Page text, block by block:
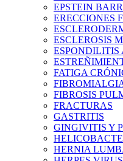
EPSTEIN
ERECCIONES
ESCLEROSIS
FATIGA
FIBROSIS
FRACTURAS
GASTRITIS
GINGIVITIS Y
HERNIA